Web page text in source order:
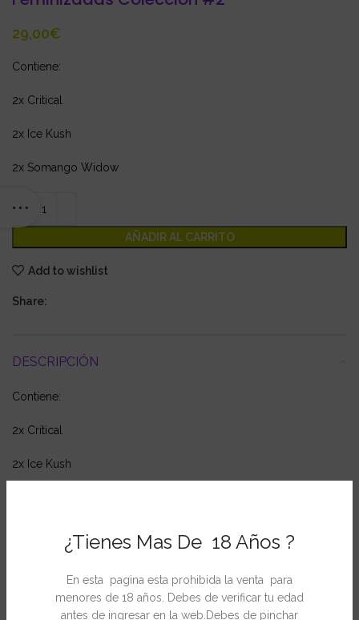
¿Tienes Mas De 18 Años ?
En esta pagina esta prohibida la venta para
menores de 18 años. Debes de verificar tu edad
antes de ingresar en la web.Debes de pinchar
€
Contiene:
2x Critical
2x Ice Kush
2x Somango Widow
AÑADIR AL CARRITO
Add to wishlist
Share:
DESCRIPCIÓN
Contiene:
2x Critical
2x Ice Kush